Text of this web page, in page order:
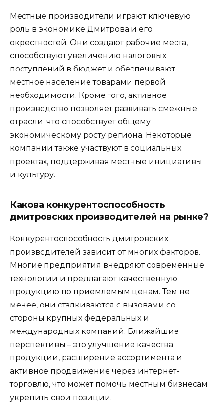
Местные производители играют ключевую
роль в экономике Дмитрова и его
окрестностей. Они создают рабочие места,
способствуют увеличению налоговых
поступлений в бюджет и обеспечивают
местное население товарами первой
необходимости. Кроме того, активное
производство позволяет развивать смежные
отрасли, что способствует общему
экономическому росту региона. Некоторые
компании также участвуют в социальных
проектах, поддерживая местные инициативы
и культуру.
Какова конкурентоспособность
дмитровских производителей на рынке?
Конкурентоспособность дмитровских
производителей зависит от многих факторов.
Многие предприятия внедряют современные
технологии и предлагают качественную
продукцию по приемлемым ценам. Тем не
менее, они сталкиваются с вызовами со
стороны крупных федеральных и
международных компаний. Ближайшие
перспективы – это улучшение качества
продукции, расширение ассортимента и
активное продвижение через интернет-
торговлю, что может помочь местным бизнесам
укрепить свои позиции.